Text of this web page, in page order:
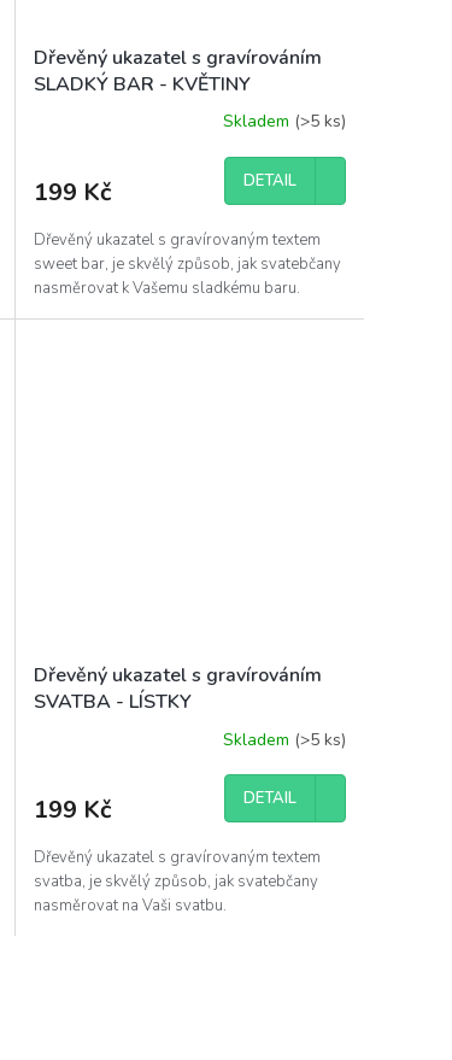
Dřevěný ukazatel s gravírováním
SLADKÝ BAR - KVĚTINY
Skladem (>5 ks)
199 Kč DETAIL
Dřevěný ukazatel s gravírovaným textem
sweet bar, je skvělý způsob, jak svatebčany
nasměrovat k Vašemu sladkému baru.
Dřevěný ukazatel s gravírováním
SVATBA - LÍSTKY
Skladem (>5 ks)
199 Kč DETAIL
Dřevěný ukazatel s gravírovaným textem
svatba, je skvělý způsob, jak svatebčany
nasměrovat na Vaši svatbu.